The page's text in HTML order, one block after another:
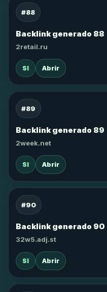
#88
Backlink generado 88
2retail.ru
SI Abrir
#89
Backlink generado 89
2week.net
SI Abrir
#90
Backlink generado 90
32w5.adj.st
SI Abrir